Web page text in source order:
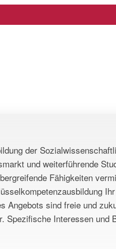
der
und weiterführende
Fähigkeiten
Angebots sind freie und
Spezifische Interessen und